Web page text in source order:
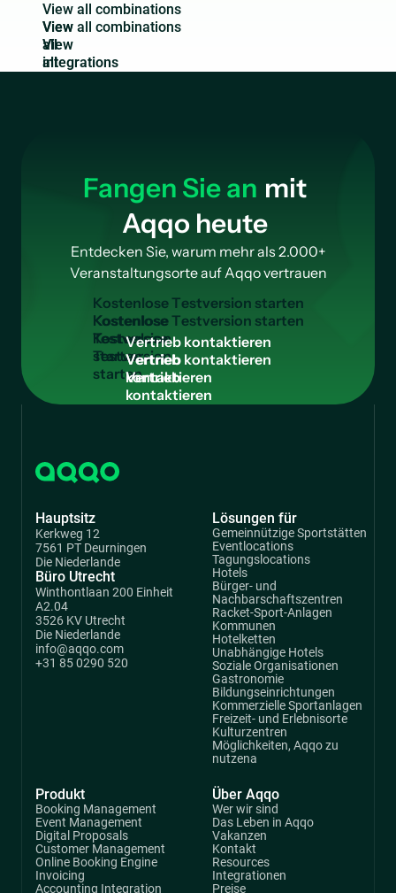
View a combinations
View
all
integrations
Fangen Sie an mit
Aqqo heute
Entdecken Sie, warum mehr als 2.000+
Veranstaltungsorte auf Aqqo vertrauen
KostenloseTestversion starten
Kostenlose
Testversion
starten
Vertrieb kontaktieren
Vertrieb
kontaktieren
Hauptsitz
Kerkweg 12
7561 PT Deurningen
Die Niederlande
Büro Utrecht
Winthontlaan 200 Einheit
A2.04
3526 KV Utrecht
Die Niederlande
info@aqqo.com
+31 85 0290 520
Produkt
Booking Management
Event Management
Digital Proposals
Customer Management
Online Booking Engine
Invoicing
Accounting Integration
Lösungen für
Gemeinnützige Sportstätten
Eventlocations
Tagungslocations
Hotels
Bürger- und
Nachbarschaftszentren
Racket-Sport-Anlagen
Kommunen
Hotelketten
Unabhängige Hotels
Soziale Organisationen
Gastronomie
Bildungseinrichtungen
Kommerzielle Sportanlagen
Freizeit- und Erlebnisorte
Kulturzentren
Möglichkeiten, Aqqo zu
nutzena
Über Aqqo
Wer wir sind
Das Leben in Aqqo
Vakanzen
Kontakt
Resources
Integrationen
Preise